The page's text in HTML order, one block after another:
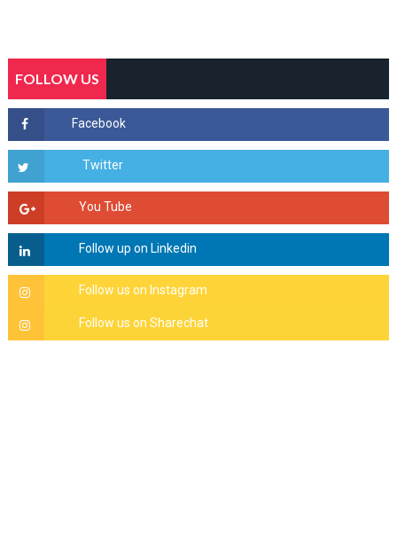
FOLLOW US